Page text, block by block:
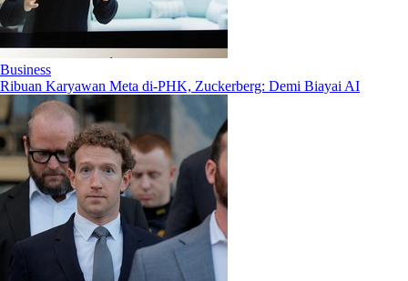
Business
Ribuan Karyawan Meta di-PHK, Zuckerberg: Demi Biayai AI